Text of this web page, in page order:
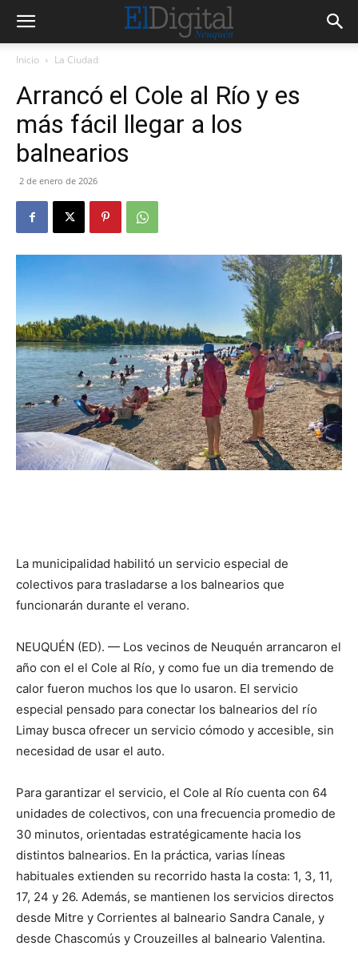
Inicio La Ciudad
Arrancó el Cole al Río y es
más fácil llegar a los
balnearios
2 de enero de 2026
La municipalidad habilitó un servicio especial de
colectivos para trasladarse a los balnearios que
funcionarán durante el verano.
NEUQUÉN (ED). — Los vecinos de Neuquén arrancaron el
año con el el Cole al Río, y como fue un dia tremendo de
calor fueron muchos los que lo usaron. El servicio
especial pensado para conectar los balnearios del río
Limay busca ofrecer un servicio cómodo y accesible, sin
necesidad de usar el auto.
Para garantizar el servicio, el Cole al Río cuenta con 64
unidades de colectivos, con una frecuencia promedio de
30 minutos, orientadas estratégicamente hacia los
distintos balnearios. En la práctica, varias líneas
habituales extienden su recorrido hasta la costa: 1, 3, 11,
17, 24 y 26. Además, se mantienen los servicios directos
desde Mitre y Corrientes al balneario Sandra Canale, y
desde Chascomús y Crouzeilles al balneario Valentina.